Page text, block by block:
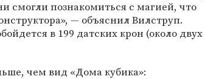
смогли познакомиться с магией, что
— объяснил Вилструп.
в 199 датских крон (около двух
чем вид «Дома кубика»: